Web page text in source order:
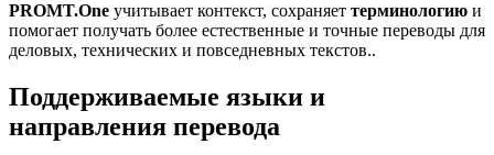
PROMT.One учитывает контекст, сохраняет терминологию и
помогает получать более естественные и точные переводы для
деловых, технических и повседневных текстов..
Поддерживаемые языки и
направления перевода